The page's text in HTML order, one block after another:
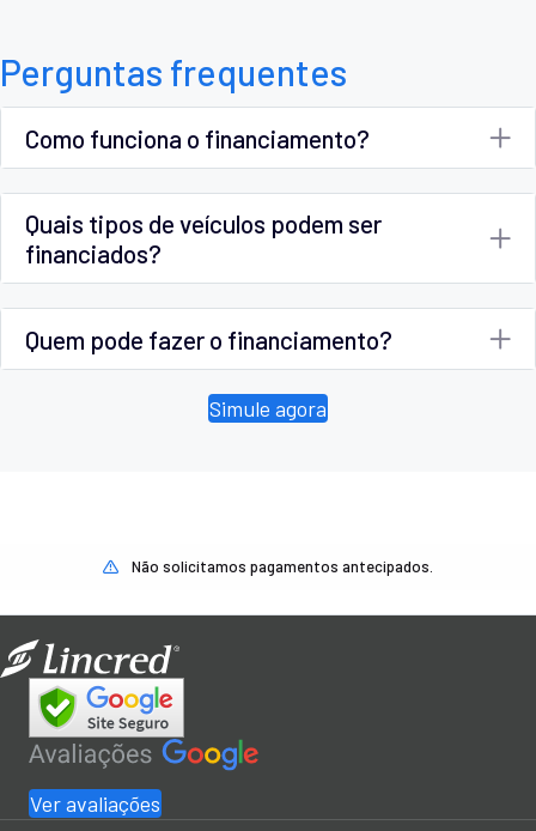
Perguntas frequentes
Como funciona o financiamento?
Quais tipos de veículos podem ser
financiados?
Quem pode fazer o financiamento?
Simule agora
Não solicitamos pagamentos antecipados.
Ver avaliações